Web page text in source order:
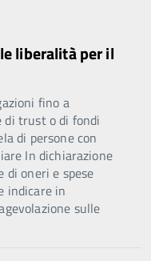
liberalità per il
fino a
trust o di fondi
di persone con
In dichiarazione
di oneri e spese
indicare in
sulle